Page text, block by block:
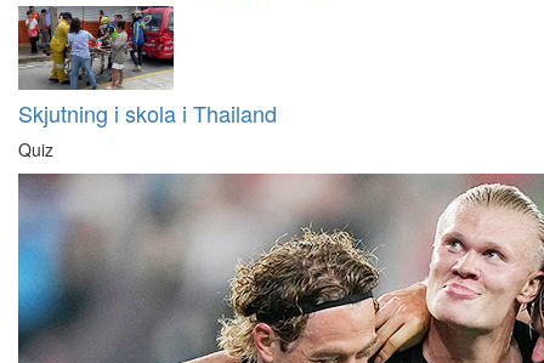
Skjutning i skola i Thailand
Quiz